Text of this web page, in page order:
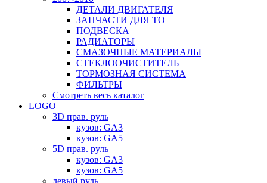
ДЕТАЛИ ДВИГАТЕЛЯ
ЗАПЧАСТИ ДЛЯ ТО
ПОДВЕСКА
РАДИАТОРЫ
СМАЗОЧНЫЕ МАТЕРИАЛЫ
СТЕКЛООЧИСТИТЕЛЬ
ТОРМОЗНАЯ СИСТЕМА
ФИЛЬТРЫ
Смотреть весь каталог
LOGO
3D прав. руль
кузов: GA3
кузов: GA5
5D прав. руль
кузов: GA3
кузов: GA5
левый руль